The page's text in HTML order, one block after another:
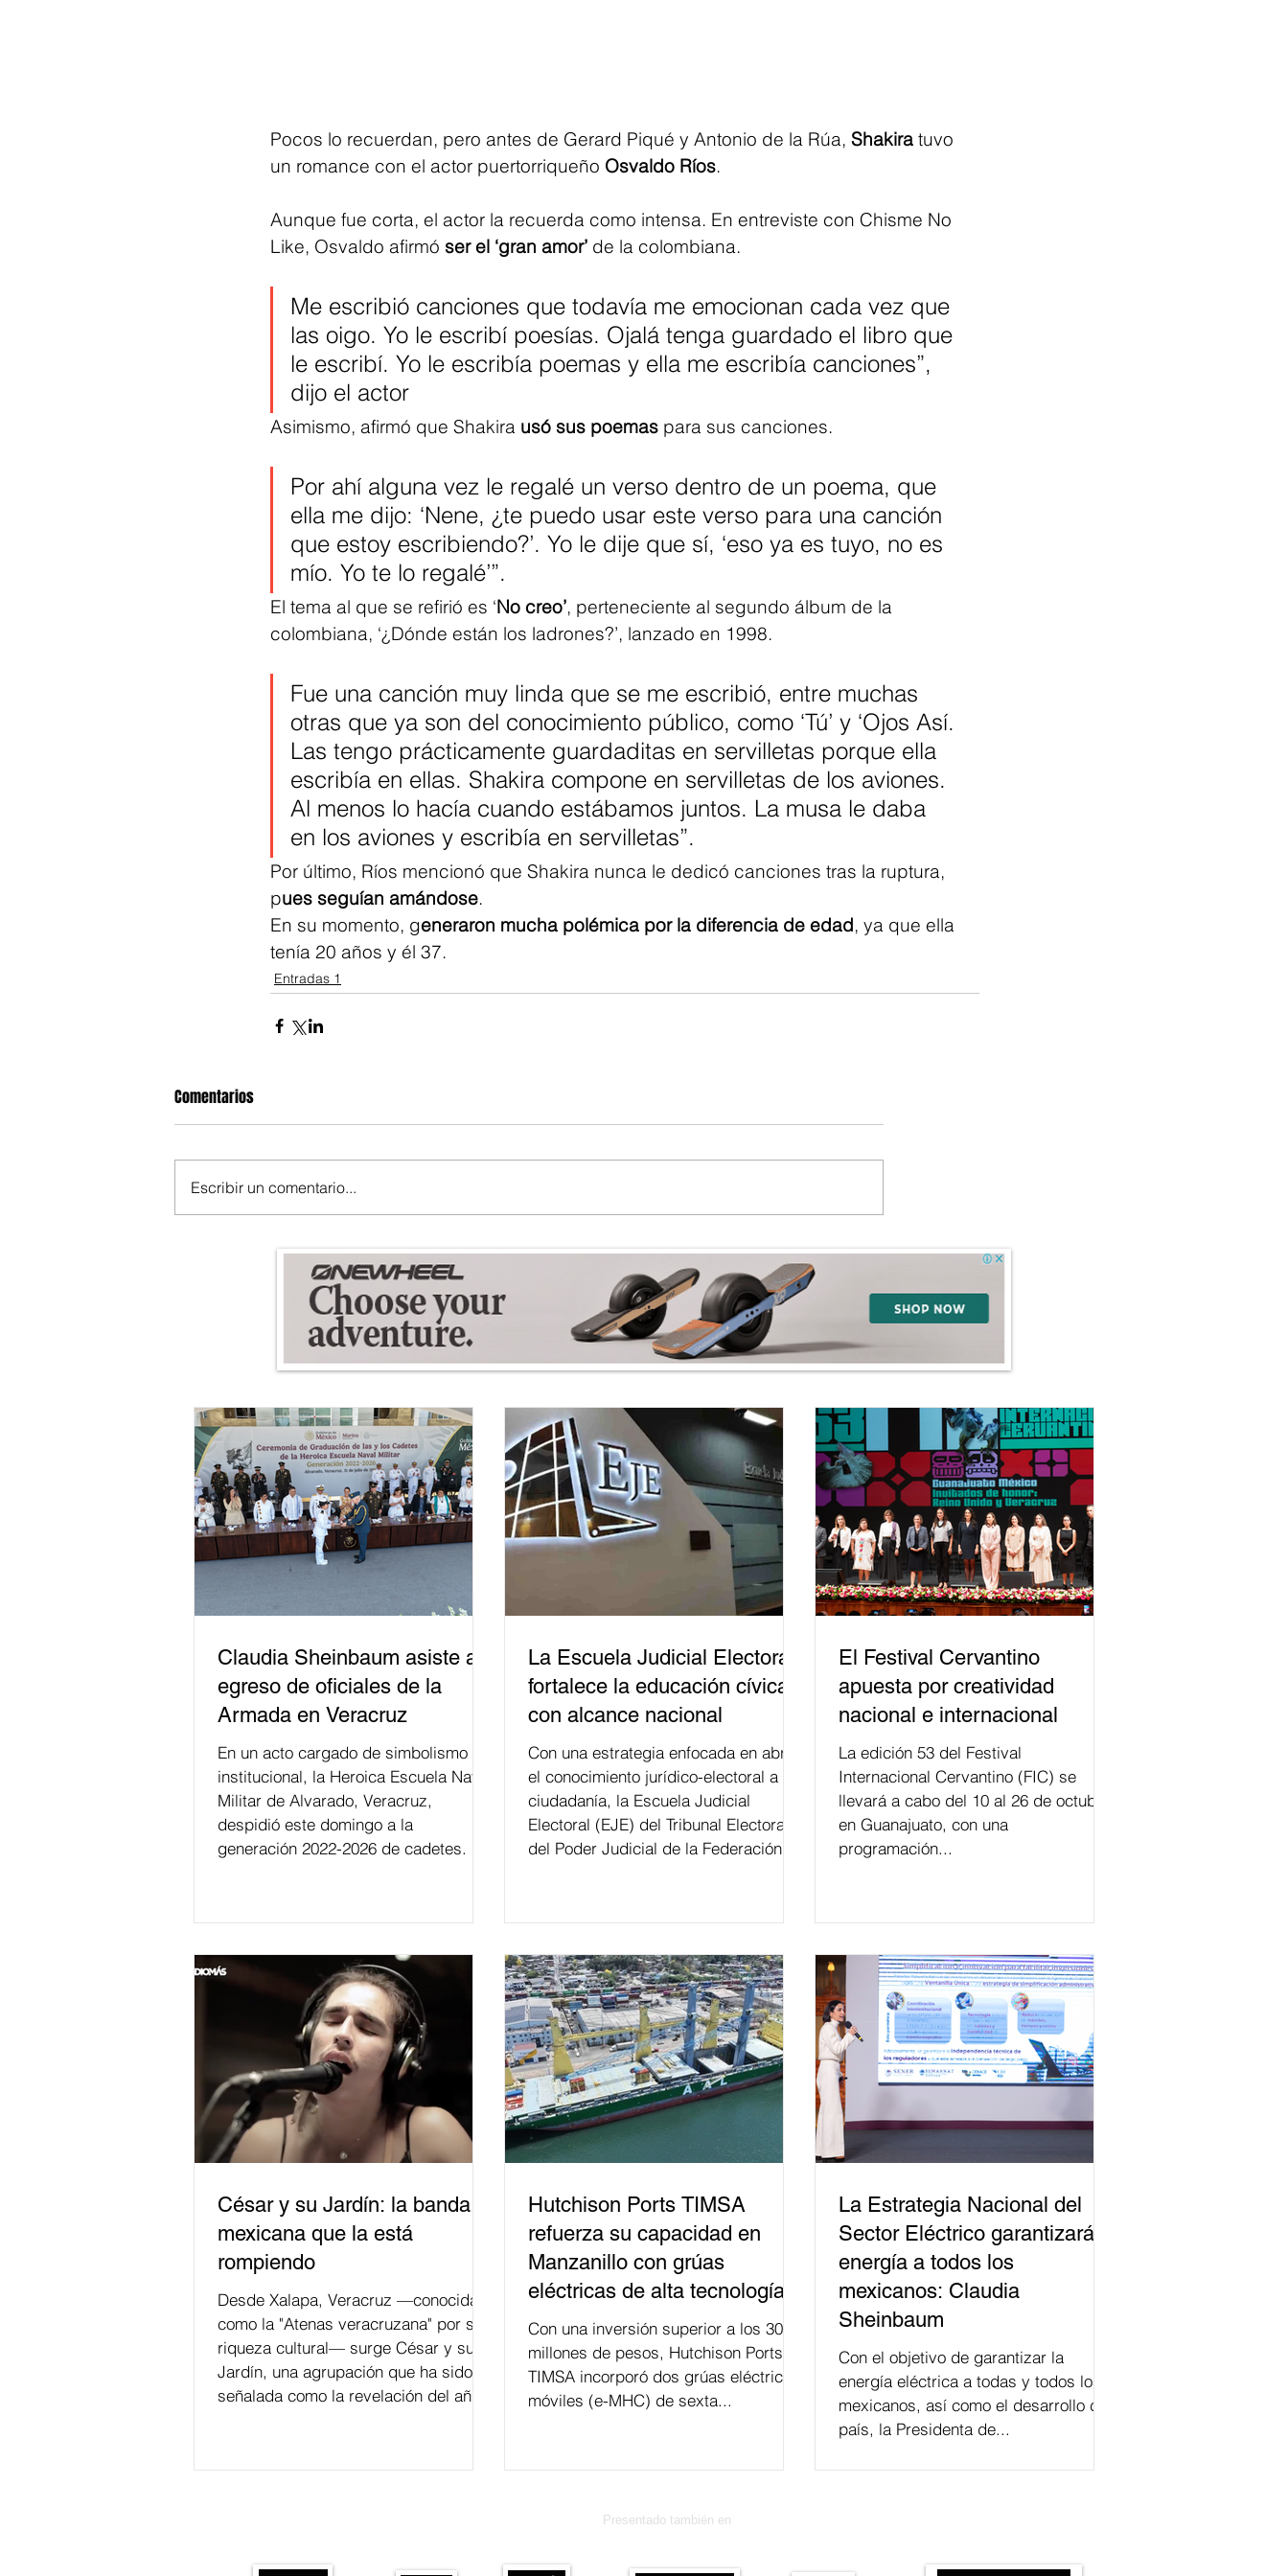
Pocos lo recuerdan, pero antes de Gerard Piqué y Antonio de la Rúa, Shakira tuvo
un romance con el actor puertorriqueño Osvaldo Ríos.
Aunque fue corta, el actor la recuerda como intensa. En entreviste con Chisme No
Like, Osvaldo afirmó ser el ‘gran amor’ de la colombiana.
Me escribió canciones que todavía me emocionan cada vez que
las oigo. Yo le escribí poesías. Ojalá tenga guardado el libro que
le escribí. Yo le escribía poemas y ella me escribía canciones”,
dijo el actor
Asimismo, afirmó que Shakira usó sus poemas para sus canciones.
Por ahí alguna vez le regalé un verso dentro de un poema, que
ella me dijo: ‘Nene, ¿te puedo usar este verso para una canción
que estoy escribiendo?’. Yo le dije que sí, ‘eso ya es tuyo, no es
mío. Yo te lo regalé’”.
El tema al que se refirió es ‘No creo’, perteneciente al segundo álbum de la
colombiana, ‘¿Dónde están los ladrones?’, lanzado en 1998.
Fue una canción muy linda que se me escribió, entre muchas
otras que ya son del conocimiento público, como ‘Tú’ y ‘Ojos Así.
Las tengo prácticamente guardaditas en servilletas porque ella
escribía en ellas. Shakira compone en servilletas de los aviones.
Al menos lo hacía cuando estábamos juntos. La musa le daba
en los aviones y escribía en servilletas”.
Por último, Ríos mencionó que Shakira nunca le dedicó canciones tras la ruptura,
pues seguían amándose.
En su momento, generaron mucha polémica por la diferencia de edad, ya que ella
tenía 20 años y él 37.
Entradas 1
Comentarios
Escribir un comentario...
Claudia Sheinbaum asiste a
egreso de oficiales de la
Armada en Veracruz
En un acto cargado de simbolismo
institucional, la Heroica Escuela Naval
Militar de Alvarado, Veracruz,
despidió este domingo a la
generación 2022-2026 de cadetes.
La Escuela Judicial Electoral
fortalece la educación cívica
con alcance nacional
Con una estrategia enfocada en abrir
el conocimiento jurídico-electoral a la
ciudadanía, la Escuela Judicial
Electoral (EJE) del Tribunal Electoral
del Poder Judicial de la Federación ha
relacionados con la democracia y el
del papel que ha asumido la EJE en la
difusión de la justicia electoral como
un bien público. La mayor parte de las
personas capacitadas no forma
El Festival Cervantino
apuesta por creatividad
nacional e internacional
La edición 53 del Festival
Internacional Cervantino (FIC) se
llevará a cabo del 10 al 26 de octubre
en Guanajuato, con una
programación...
César y su Jardín: la banda
mexicana que la está
rompiendo
Desde Xalapa, Veracruz —conocida
como la "Atenas veracruzana" por su
riqueza cultural— surge César y su
Jardín, una agrupación que ha sido
señalada como la revelación del año
Hutchison Ports TIMSA
refuerza su capacidad en
Manzanillo con grúas
eléctricas de alta tecnología
Con una inversión superior a los 300
millones de pesos, Hutchison Ports
TIMSA incorporó dos grúas eléctricas
móviles (e-MHC) de sexta...
La Estrategia Nacional del
Sector Eléctrico garantizará
energía a todos los
mexicanos: Claudia
Sheinbaum
Con el objetivo de garantizar la
energía eléctrica a todas y todos los
mexicanos, así como el desarrollo del
país, la Presidenta de...
Presentado también en